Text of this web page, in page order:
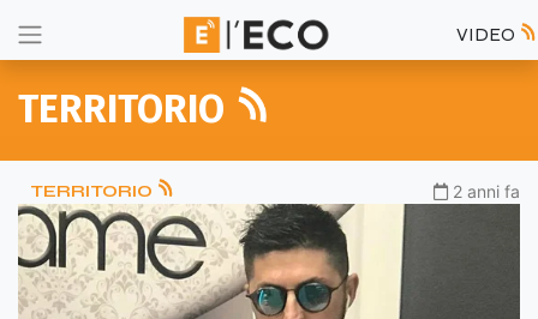
VIDEO
TERRITORIO
TERRITORIO 2 anni fa